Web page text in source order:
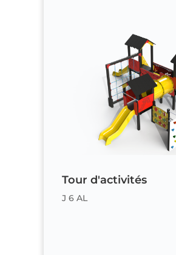
Tour d'activités
J 6 AL